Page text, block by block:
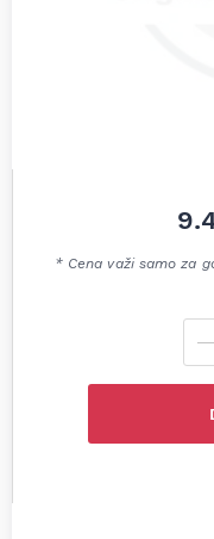
* Cena važi samo za